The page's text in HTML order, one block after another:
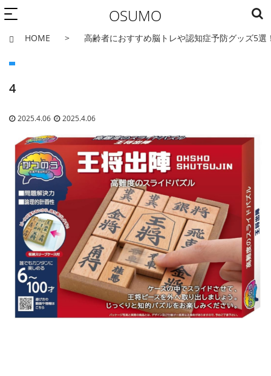
OSUMO
HOME 高齢者におすすめ脳トレや認知症予防グッズ5
4
2025.4.06 2025.4.06